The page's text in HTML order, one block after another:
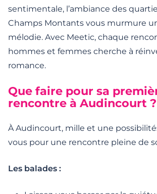
sentimentale, l’ambiance des
Champs Montants vous murmure
mélodie. Avec Meetic, chaque
hommes et femmes cherche à
romance.
Que faire pour sa
rencontre à Audincourt ?
À Audincourt, mille et une
vous pour une rencontre pleine de
Les balades :